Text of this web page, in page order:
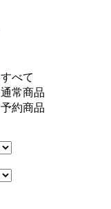
すべて
通常商品
予約商品